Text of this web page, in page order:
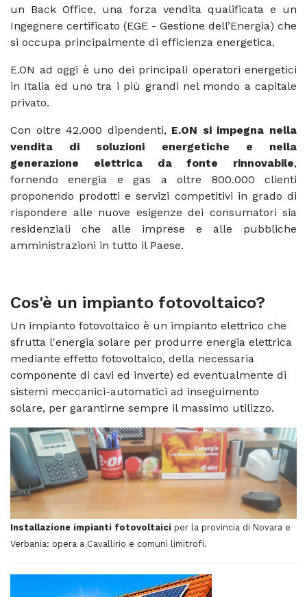
un Back Office, una forza vendita qualificata e un
Ingegnere certificato (EGE - Gestione dell’Energia) che
si occupa principalmente di efficienza energetica.
E.ON ad oggi è uno dei principali operatori energetici
in Italia ed uno tra i più grandi nel mondo a capitale
privato.
Con oltre 42.000 dipendenti, E.ON si impegna nella
vendita di soluzioni energetiche e nella
generazione elettrica da fonte rinnovabile,
fornendo energia e gas a oltre 800.000 clienti
proponendo prodotti e servizi competitivi in grado di
rispondere alle nuove esigenze dei consumatori sia
residenziali che alle imprese e alle pubbliche
amministrazioni in tutto il Paese.
Cos'è un impianto fotovoltaico?
Un impianto fotovoltaico è un impianto elettrico che
sfrutta l'energia solare per produrre energia elettrica
mediante effetto fotovoltaico, della necessaria
componente di cavi ed inverte) ed eventualmente di
sistemi meccanici-automatici ad inseguimento
solare, per garantirne sempre il massimo utilizzo.
Installazione impianti fotovoltaici per la provincia di Novara e
Verbania: opera a Cavallirio e comuni limitrofi.